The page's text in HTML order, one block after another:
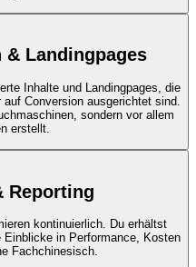
& Landingpages
Inhalte und Landingpages, die
Conversion ausgerichtet sind.
sondern vor allem
erstellt.
Reporting
kontinuierlich. Du erhältst
in Performance, Kosten
Fachchinesisch.